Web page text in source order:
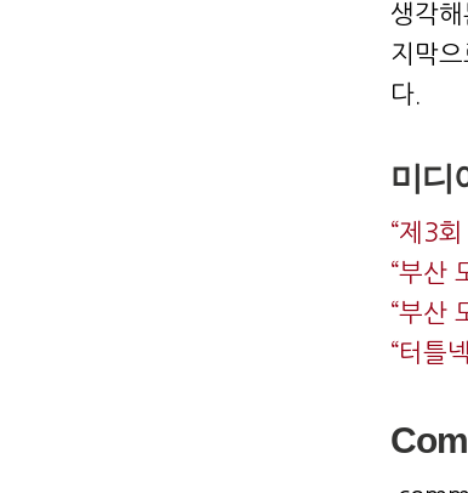
생각
지막
다.
미디
“제3
“부산
“부산
“터틀